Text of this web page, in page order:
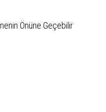
Önüne Geçebilir